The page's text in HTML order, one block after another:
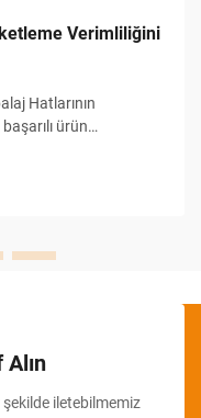
Verimliliğini
Hatlarının
ürün
hatlarında öne
iletebilmemiz